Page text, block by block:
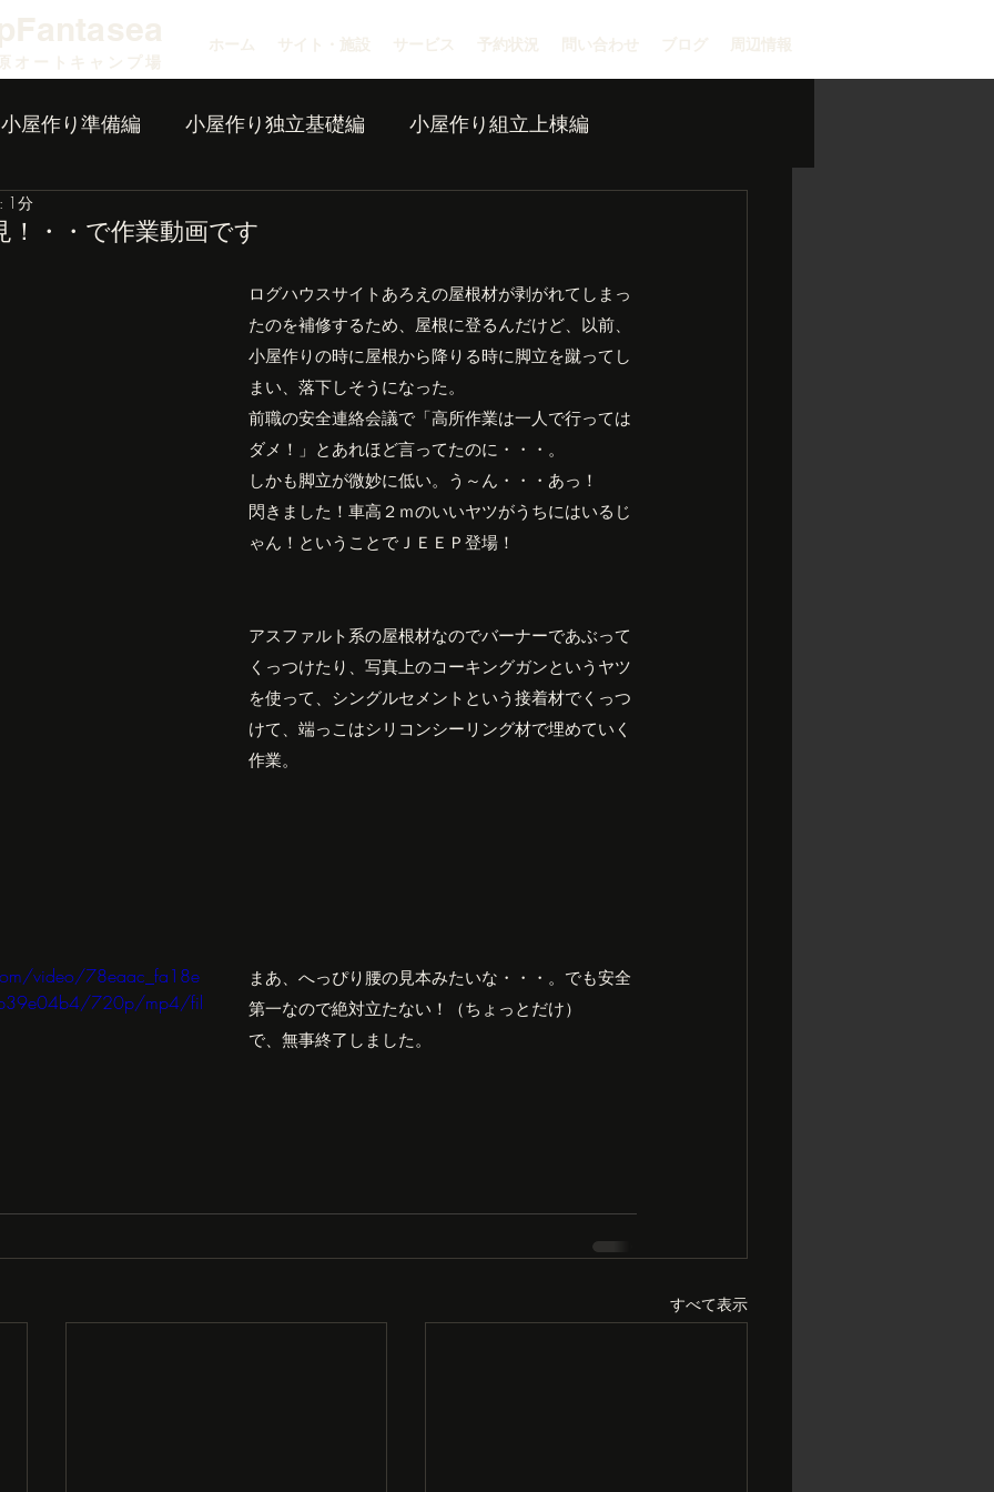
ホーム サイト・施設 サービス 予約状況 問い合わせ ブログ 周辺情報
オートキャンプ場
小屋作り準備編 小屋作り独立基礎編 小屋作り組立上棟編
！・・で作業動画です
1分
ログハウスサイトあろえの屋根材が剥がれてしまっ
たのを補修するため、屋根に登るんだけど、以前、
小屋作りの時に屋根から降りる時に脚立を蹴ってし
まい、落下しそうになった。
前職の安全連絡会議で「高所作業は一人で行っては
ダメ！」とあれほど言ってたのに・・・。
しかも脚立が微妙に低い。う～ん・・・あっ！
閃きました！車高２ｍのいいヤツがうちにはいるじ
ゃん！ということでＪＥＥＰ登場！
アスファルト系の屋根材なのでバーナーであぶって
くっつけたり、写真上のコーキングガンというヤツ
を使って、シングルセメントという接着材でくっつ
けて、端っこはシリコンシーリング材で埋めていく
作業。
video/78eaac_fa18e
720p/mp4/fil
まあ、へっぴり腰の見本みたいな・・・。でも安全
第一なので絶対立たない！（ちょっとだけ）
で、無事終了しました。
すべて表示